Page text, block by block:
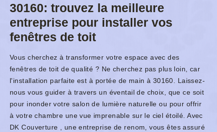
30160: trouvez la meilleure
entreprise pour installer vos
fenêtres de toit
Vous cherchez à transformer votre espace avec des
fenêtres de toit de qualité ? Ne cherchez pas plus loin, car
l'installation parfaite est à portée de main à 30160. Laissez-
nous vous guider à travers un éventail de choix, que ce soit
pour inonder votre salon de lumière naturelle ou pour offrir
à votre chambre une vue imprenable sur le ciel étoilé. Avec
DK Couverture , une entreprise de renom, vous êtes assuré